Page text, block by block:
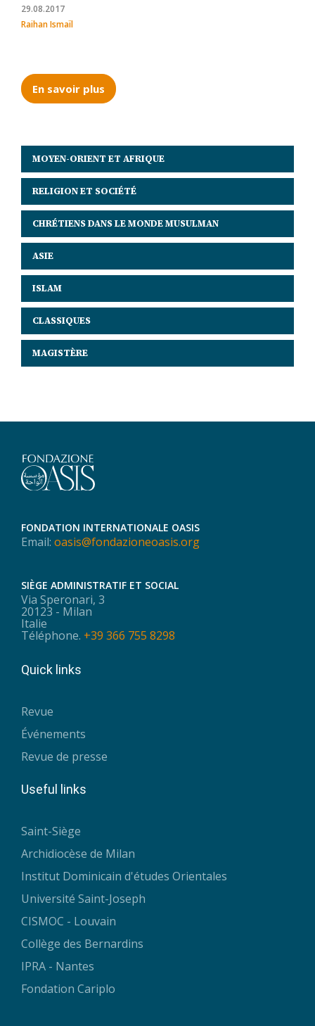
29.08.2017
Raihan Ismaïl
En savoir plus
MOYEN-ORIENT ET AFRIQUE
RELIGION ET SOCIÉTÉ
CHRÉTIENS DANS LE MONDE MUSULMAN
ASIE
ISLAM
CLASSIQUES
MAGISTÈRE
FONDATION INTERNATIONALE OASIS
Email: oasis@fondazioneoasis.org
SIÈGE ADMINISTRATIF ET SOCIAL
Via Speronari, 3
20123 - Milan
Italie
Téléphone. +39 366 755 8298
Quick links
Revue
Événements
Revue de presse
Useful links
Saint-Siège
Archidiocèse de Milan
Institut Dominicain d'études Orientales
Université Saint-Joseph
CISMOC - Louvain
Collège des Bernardins
IPRA - Nantes
Fondation Cariplo